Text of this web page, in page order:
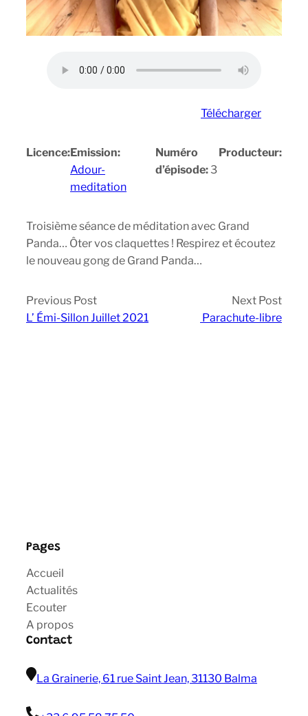
Télécharger
Licence:Emission:
Adour-
meditation
Numéro
d’épisode: 3
Producteur:
Troisième séance de méditation avec Grand
Panda… Ôter vos claquettes ! Respirez et écoutez
le nouveau gong de Grand Panda…
Previous Post
L’ Émi-Sillon Juillet 2021
Next Post
Parachute-libre
Pages
Accueil
Actualités
Ecouter
A propos
Contact
La Grainerie, 61 rue Saint Jean, 31130 Balma